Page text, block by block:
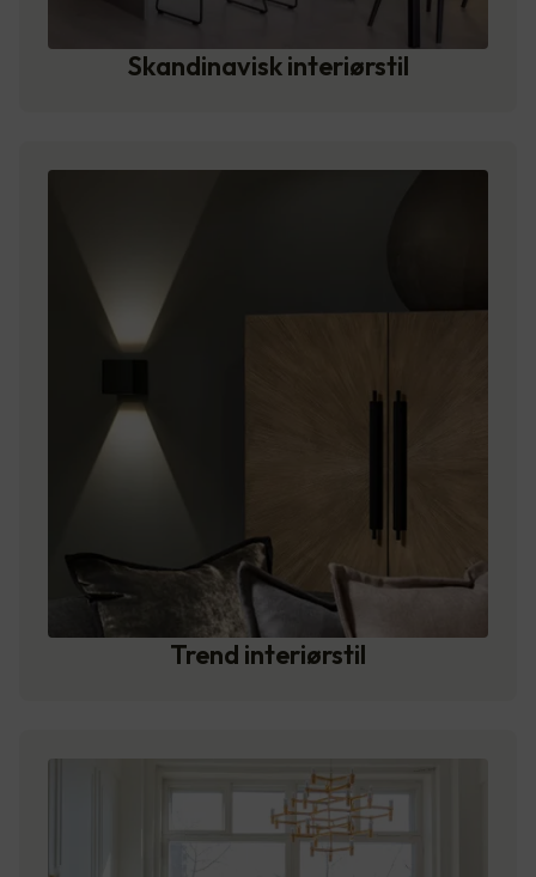
Skandinavisk interiørstil
Trend interiørstil